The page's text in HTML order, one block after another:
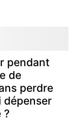
pendant
de
perdre
dépenser
?